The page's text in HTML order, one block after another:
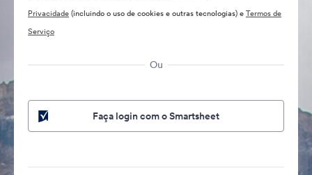
Privacidade(incluindo o uso de cookies e outras tecnologias) eTermos de
Serviço
Ou
Faça login com o Smartsheet